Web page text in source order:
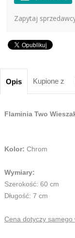
Zapytaj
Opis Kupione z
Flaminia Two
Kolor: Chrom
Wymiary:
Szerokość: 60 cm
Długość: 7 cm
Cena dotyczy samego